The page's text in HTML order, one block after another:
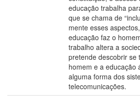
educação trabalha
que se chama de
mente esses
educação faz o
trabalho altera a
pretende descobrir se
homem e a educação
alguma forma dos
telecomunicações.